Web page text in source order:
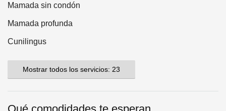
Mamada sin condón
Mamada profunda
Cunilingus
Mostrar todos los servicios: 23